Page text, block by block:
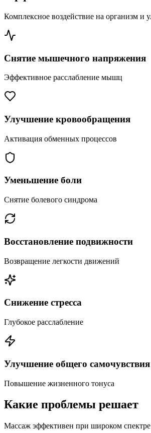
Комплексное воздействие на организм и
Снятие мышечного напряжения
Эффективное расслабление мышц
Улучшение кровообращения
Активация обменных процессов
Уменьшение боли
Снятие болевого синдрома
Восстановление подвижности
Возвращение легкости движений
Снижение стресса
Глубокое расслабление
Улучшение общего самочувствия
Повышение жизненного тонуса
Какие проблемы решает
Массаж эффективен при широком спектре